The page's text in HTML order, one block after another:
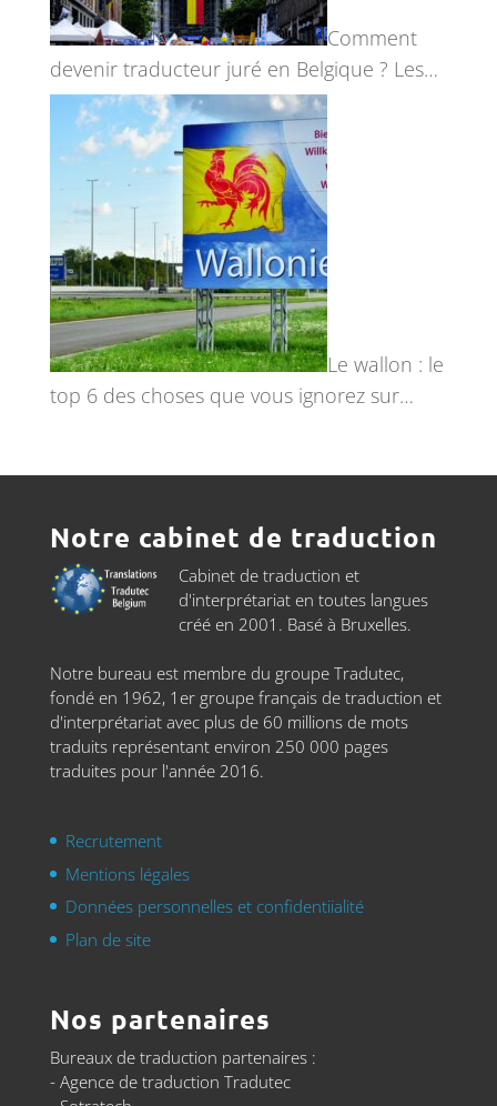
Comment
devenir traducteur juré en Belgique ? Les…
Le wallon : le
top 6 des choses que vous ignorez sur…
Notre cabinet de traduction
Cabinet de traduction et
d'interprétariat en toutes langues
créé en 2001. Basé à Bruxelles.
Notre bureau est membre du groupe Tradutec,
fondé en 1962, 1er groupe français de traduction et
d'interprétariat avec plus de 60 millions de mots
traduits représentant environ 250 000 pages
traduites pour l'année 2016.
Recrutement
Mentions légales
Données personnelles et confidentiialité
Plan de site
Nos partenaires
Bureaux de traduction partenaires :
- Agence de traduction Tradutec